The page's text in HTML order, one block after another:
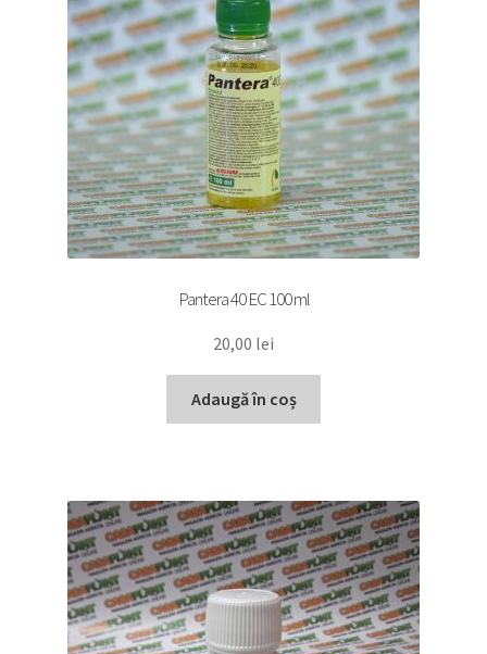
Pantera 40 EC 100 ml
20,00 lei
Adaugă în coș